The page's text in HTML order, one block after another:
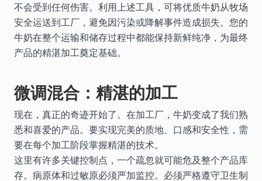
不会受到任何伤害。利用上述工具，可将优质牛奶从牧场
安全运送到工厂，避免因污染或降解事件造成损失。您的
牛奶在整个运输和储存过程中都能保持新鲜纯净，为最终
产品的精湛加工奠定基础。
微调混合：精湛的加工
现在，真正的奇迹开始了。在加工厂，牛奶变成了我们熟
悉和喜爱的产品。要实现完美的质地、口感和安全性，需
要在每个加工阶段掌握精湛的技术。
这里有许多关键控制点，一个疏忽就可能危及整个产品库
存。病原体和过敏原必须严加监控。必须严格遵守卫生制